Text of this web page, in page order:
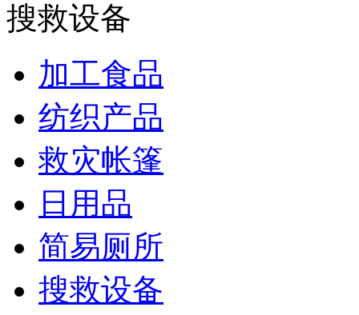
搜救设备
加工食品
纺织产品
救灾帐篷
日用品
简易厕所
搜救设备